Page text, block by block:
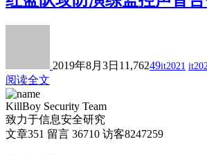
2019年8月3日 11,76249it2021
阅读全文
KillBoy Security Team
致力于信息安全研究
文章351 留言 36710 访客8247259